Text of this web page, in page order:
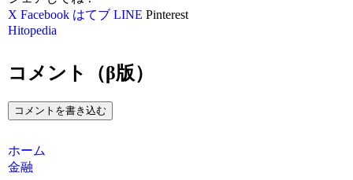
X Facebook はてブ LINE Pinterest
Hitopedia
コメント（β版）
コメントを書き込む
ホーム
金融